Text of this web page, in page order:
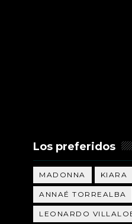
Los preferidos
MADONNA KIARA
ANNAÉ TORREALBA
LEONARDO